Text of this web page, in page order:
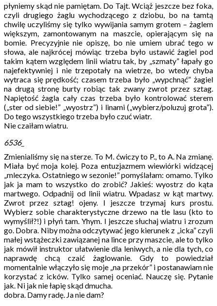
płyniemy skąd nie pamiętam. Do Tajt. Wciąż jeszcze bez foka,
czyli drugiego żaglu wychodzącego z dziobu, bo na tamtą
chwilę uczyliśmy się tylko wywijania samym grotem – żaglem
większym, zamontowanym na maszcie, opierającym się na
bomie. Precyzyjnie nie opiszę, bo nie umiem ubrać tego w
słowa, ale najkrócej mówiąc trzeba było ustawić żagiel pod
takim kątem względem linii wiatru tak, by „szmaty” łapały go
najefektywniej i nie trzepotały na wietrze, bo wtedy chyba
wytraca się prędkość; czasem trzeba było „wypchnąć” żagiel
na drugą stronę burty robiąc tak zwany zwrot przez sztag.
Napiętość żagla cały czas trzeba było kontrolować sterem
(„ster od siebie!” „wyostrz”) i linami („wybierz/poluzuj grota”).
Do tego wszystkiego trzeba było czuć wiatr.
Nie czaiłam wiatru.
6536_
Zmienialiśmy się na sterze. To M. ćwiczy to P., to A. Na zmianę.
Miała być moja kolej. Poza entuzjazmem wiewiórki widzącej
„mleczyka. Ostatniego w sezonie!” pomyślałam: omamo. Tylko
jak ja mam to wszystko do zrobić? Jakieś: wyostrz do kąta
martwego. Odpadnij od linii wiatru. Wpadasz w kąt martwy.
Zwrot przez sztag! ojeny. I jeszcze trzymaj kurs prostu.
Wybierz sobie charakterystyczne drzewo na tle lasu (kto to
wymyślił?!) i płyń tam. Yhym. I jeszcze słuchaj wiatru i zrozum
go. Dobra. Niby można odczytywać jego kierunek z „icka” czyli
małej wstążeczki zawiązanej na lince przy maszcie, ale to tylko
jak mówił instruktor ułatwienie dla leniwych, a nie dla tych, co
naprawdę chcą czaić żaglowanie. Gdy to powiedział
momentalnie włączyło się moje „na przekór” i postanawiam nie
korzystać z icków. Tylko samej oceniać. Nauczę się. Pytanie
jak. Ni jak nie łapię skąd dmucha.
dobra. Damy radę. Ja nie dam?